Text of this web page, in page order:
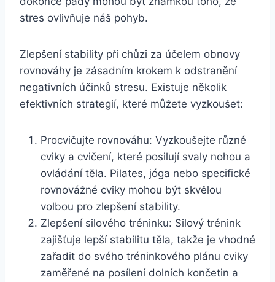
stres ovlivňuje náš pohyb.
Zlepšení stability při chůzi za účelem obnovy
rovnováhy je zásadním krokem k odstranění
negativních účinků stresu. Existuje několik
efektivních strategií, které můžete vyzkoušet:
Procvičujte rovnováhu: Vyzkoušejte různé
cviky a cvičení, které posilují svaly nohou a
ovládání těla. Pilates, jóga nebo specifické
rovnovážné cviky mohou být skvělou
volbou pro zlepšení stability.
Zlepšení silového tréninku: Silový trénink
zajišťuje lepší stabilitu těla, takže je vhodné
zařadit do svého tréninkového plánu cviky
zaměřené na posílení dolních končetin a